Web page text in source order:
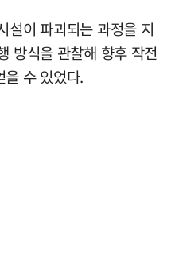
설이 파괴되는 과정을 지
방식을 관찰해 향후 작전
을 수 있었다.